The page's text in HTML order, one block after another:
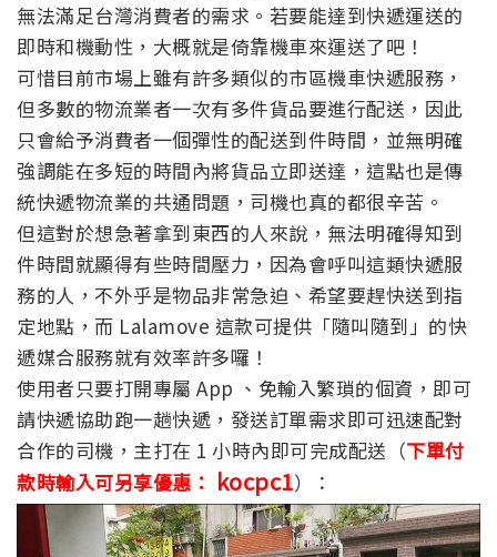
無法滿足台灣消費者的需求。若要能達到快遞運送的
即時和機動性，大概就是倚靠機車來運送了吧！
可惜目前市場上雖有許多類似的市區機車快遞服務，
但多數的物流業者一次有多件貨品要進行配送，因此
只會給予消費者一個彈性的配送到件時間，並無明確
強調能在多短的時間內將貨品立即送達，這點也是傳
統快遞物流業的共通問題，司機也真的都很辛苦。
但這對於想急著拿到東西的人來說，無法明確得知到
件時間就顯得有些時間壓力，因為會呼叫這類快遞服
務的人，不外乎是物品非常急迫、希望要趕快送到指
定地點，而 Lalamove 這款可提供「隨叫隨到」的快
遞媒合服務就有效率許多囉！
使用者只要打開專屬 App 、免輸入繁瑣的個資，即可
請快遞協助跑一趟快遞，發送訂單需求即可迅速配對
合作的司機，主打在 1 小時內即可完成配送（下單付
款時輸入可另享優惠： kocpc1）：